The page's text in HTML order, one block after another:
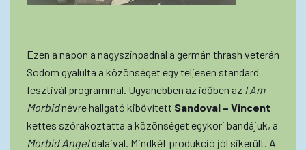
Ezen a napon a nagyszínpadnál a germán thrash veterán
Sodom gyalulta a közönséget egy teljesen standard
fesztivál programmal. Ugyanebben az időben az I Am
Morbidnévre hallgató kibővített Sandoval – Vincent
kettes szórakoztatta a közönséget egykori bandájuk, a
Morbid Angeldalaival. Mindkét produkció jól sikerült. A